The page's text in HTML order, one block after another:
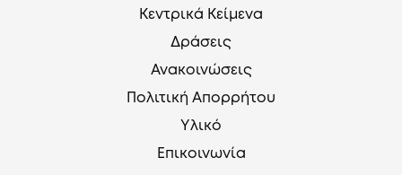
Κεντρικά Κείμενα
Δράσεις
Ανακοινώσεις
Πολιτική Απορρήτου
Υλικό
Επικοινωνία